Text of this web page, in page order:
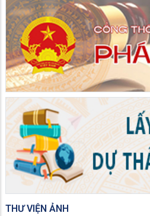
THƯ VIỆN ẢNH